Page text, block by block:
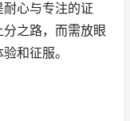
心与专注的证
之路，而需放眼
和征服。